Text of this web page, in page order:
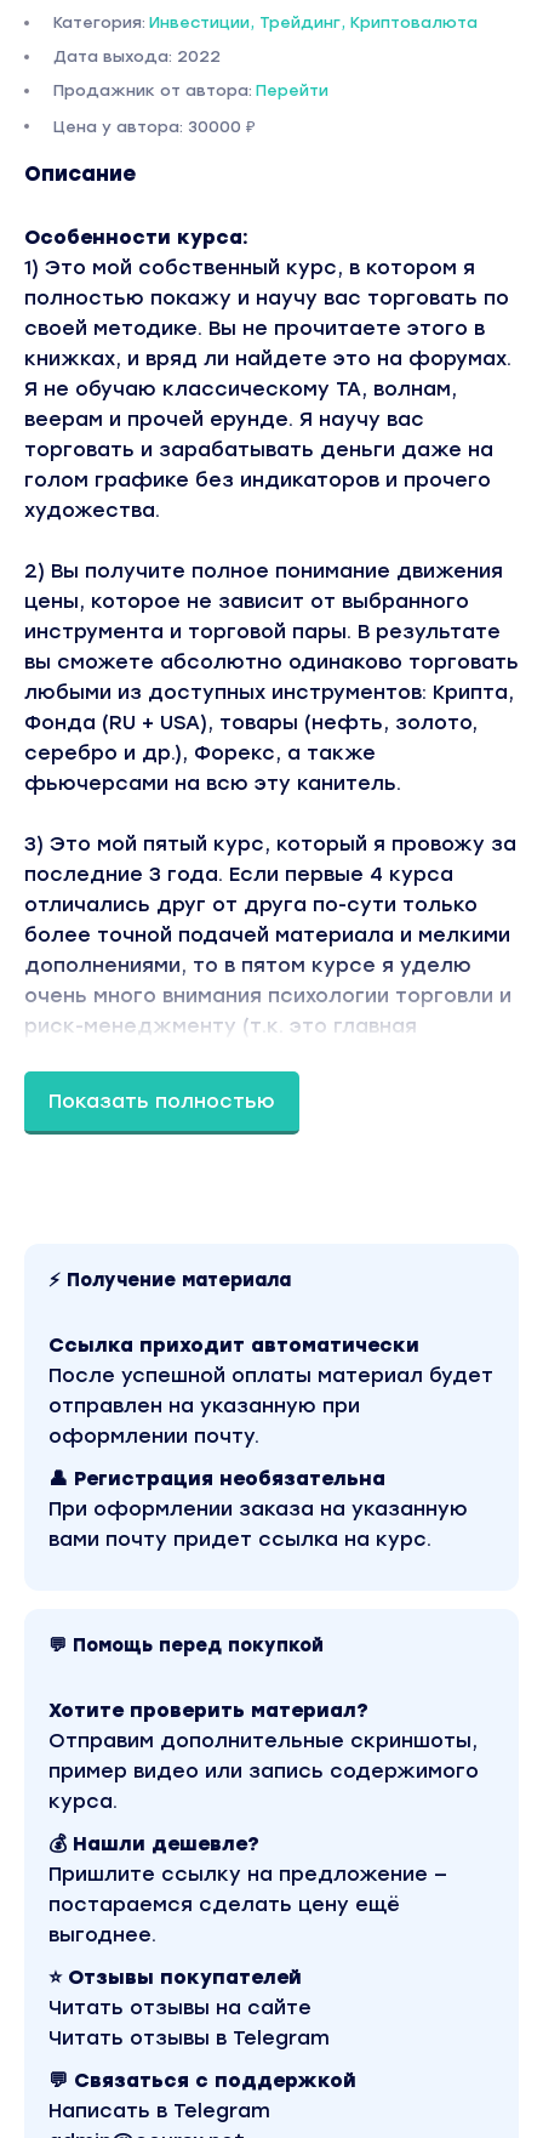
Категория: Инвестиции, Трейдинг, Криптовалюта
Дата выхода: 2022
Продажник от автора: Перейти
Цена у автора: 30000 ₽
Описание
Особенности курса:
1) Это мой собственный курс, в котором я
полностью покажу и научу вас торговать по
своей методике. Вы не прочитаете этого в
книжках, и вряд ли найдете это на форумах.
Я не обучаю классическому ТА, волнам,
веерам и прочей ерунде. Я научу вас
торговать и зарабатывать деньги даже на
голом графике без индикаторов и прочего
художества.
2) Вы получите полное понимание движения
цены, которое не зависит от выбранного
инструмента и торговой пары. В результате
вы сможете абсолютно одинаково торговать
любыми из доступных инструментов: Крипта,
Фонда (RU + USA), товары (нефть, золото,
серебро и др.), Форекс, а также
фьючерсами на всю эту канитель.
3) Это мой пятый курс, который я провожу за
последние 3 года. Если первые 4 курса
отличались друг от друга по-сути только
более точной подачей материала и мелкими
дополнениями, то в пятом курсе я уделю
очень много внимания психологии торговли и
риск-менеджменту (т.к. это главная
т.к. сейчас я могу более плотно и доступно
проведения и вопросов от участников со
своих прошлых курсов)/
Программа №5
1.Природа движения цены
• Двойной аукцион
• ГЭПы + мнимые Гэпы
• Тела и тени свечей
• Скользящие средние (мувинги) и прочие
индикаторы
• Мой способ определения тренда
• Трендовые High / Low точки
• Промежуточные трендовые опоры (Max /
Min)
• Точка перелома тренда
• Сила тренда: расширение, проекция,
глубина коррекции, ускорение и замедление
• Таймфреймы: МТФ, ТТФ, СТФ
Уровни
поддержки / сопротивления
• Уровни разрыва
• Спайки или дыры в объемах
Показать полностью
⚡ Получение материала
Ссылка приходит автоматически
После успешной оплаты материал будет
отправлен на указанную при
оформлении почту.
👤 Регистрация необязательна
При оформлении заказа на указанную
вами почту придет ссылка на курс.
💬 Помощь перед покупкой
Хотите проверить материал?
Отправим дополнительные скриншоты,
пример видео или запись содержимого
курса.
💰 Нашли дешевле?
Пришлите ссылку на предложение —
постараемся сделать цену ещё
выгоднее.
⭐ Отзывы покупателей
Читать отзывы на сайте
Читать отзывы в Telegram
💬 Связаться с поддержкой
Написать в Telegram